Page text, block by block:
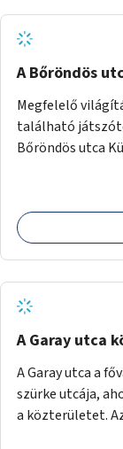
A Bőröndös
Megfelelő
található
Bőröndös utca
A Garay utca
A Garay utca a
szürke utcája,
a közterületet.